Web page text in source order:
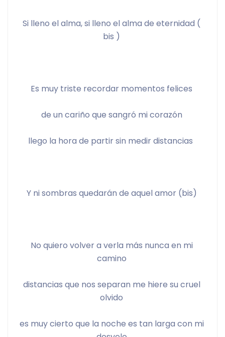
Si lleno el alma, si lleno el alma de eternidad (
bis )
Es muy triste recordar momentos felices
de un cariño que sangró mi corazón
llego la hora de partir sin medir distancias
Y ni sombras quedarán de aquel amor (bis)
No quiero volver a verla más nunca en mi
camino
distancias que nos separan me hiere su cruel
olvido
es muy cierto que la noche es tan larga con mi